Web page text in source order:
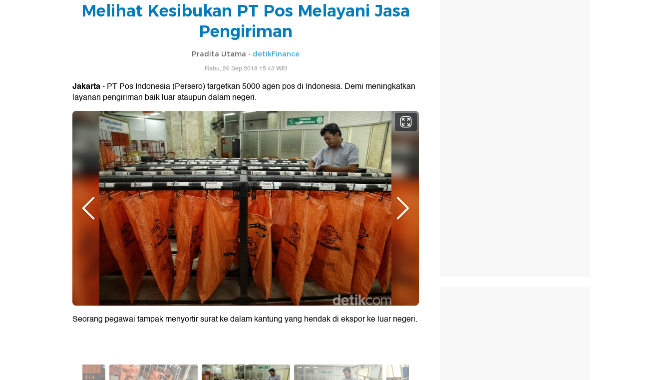
Melihat Kesibukan PT Pos Melayani Jasa
Pengiriman
Pradita Utama - detikFinance
Rabu, 26 Sep 2018 15:43 WIB
Jakarta- PT Pos Indonesia (Persero) targetkan 5000 agen pos di Indonesia. Demi meningkatkan
layanan pengiriman baik luar ataupun dalam negeri.
Seorang pegawai tampak menyortir surat ke dalam kantung yang hendak di ekspor ke luar negeri.